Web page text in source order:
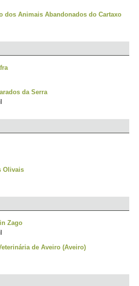
dos Animais Abandonados do Cartaxo
da Serra
Olivais
Zago
de Aveiro (Aveiro)